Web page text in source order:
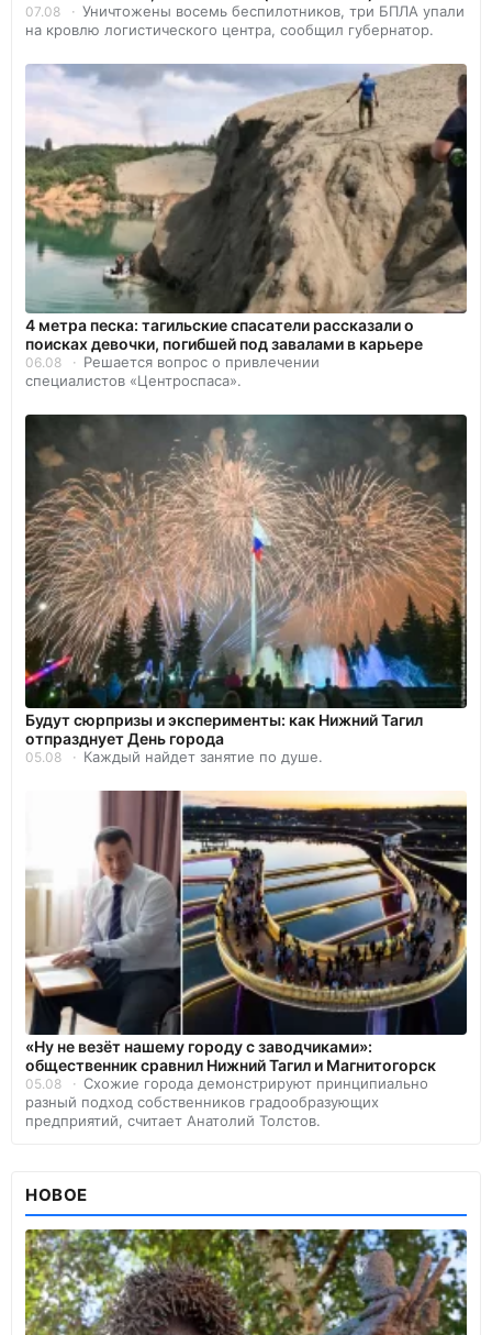
07.08
Уничтожены восемь беспилотников, три БПЛА упали
на кровлю логистического центра, сообщил губернатор.
4 метра песка: тагильские спасатели рассказали о
поисках девочки, погибшей под завалами в карьере
06.08
Решается вопрос о привлечении
специалистов «Центроспаса».
Будут сюрпризы и эксперименты: как Нижний Тагил
отпразднует День города
05.08 Каждый найдет занятие по душе.
«Ну не везёт нашему городу с заводчиками»:
общественник сравнил Нижний Тагил и Магнитогорск
05.08
Схожие города демонстрируют принципиально
разный подход собственников градообразующих
предприятий, считает Анатолий Толстов.
НОВОЕ